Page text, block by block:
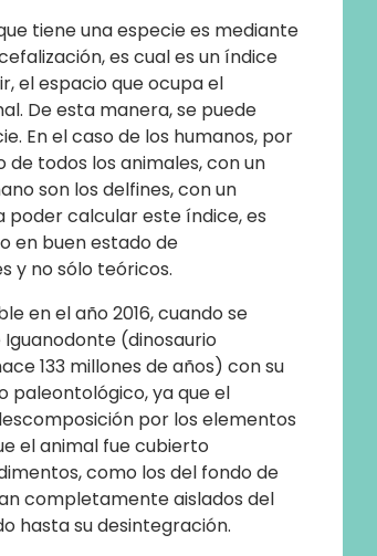
tiene una especie es mediante
es cual es un índice
el espacio que ocupa el
De esta manera, se puede
En el caso de los humanos, por
todos los animales, con un
son los delfines, con un
poder calcular este índice, es
en buen estado de
y no sólo teóricos.
en el año 2016, cuando se
(dinosaurio
133 millones de años) con su
paleontológico, ya que el
por los elementos
el animal fue cubierto
como los del fondo de
completamente aislados del
hasta su desintegración.